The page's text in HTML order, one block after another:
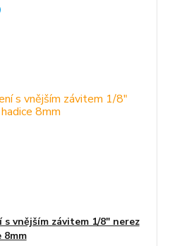
s vnějším závitem 1/8" nerez
8mm